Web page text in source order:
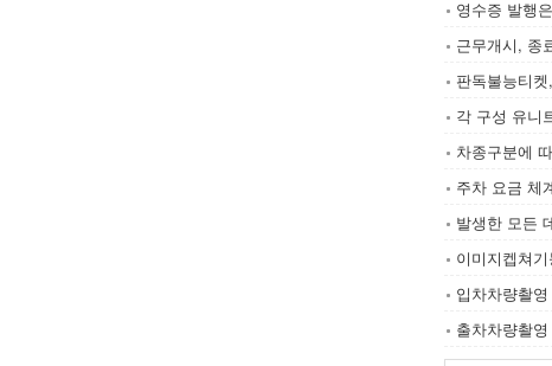
영수증 발행
근무개시, 종
판독불능티
각 구성 유니
차종구분에
주차 요금 체
발생한 모든
이미지켑쳐
입차차량촬영
출차차량촬영